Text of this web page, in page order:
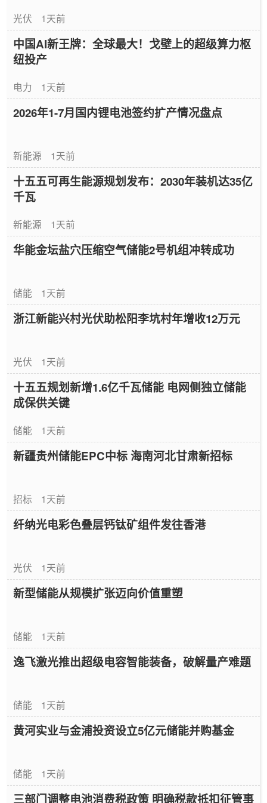
光伏 1天前
中国AI新王牌：全球最大！戈壁上的超级算力枢
纽投产
电力 1天前
2026年1-7月国内锂电池签约扩产情况盘点
新能源 1天前
十五五可再生能源规划发布：2030年装机达35亿
千瓦
新能源 1天前
华能金坛盐穴压缩空气储能2号机组冲转成功
储能 1天前
浙江新能兴村光伏助松阳李坑村年增收12万元
光伏 1天前
十五五规划新增1.6亿千瓦储能 电网侧独立储能
成保供关键
储能 1天前
新疆贵州储能EPC中标 海南河北甘肃新招标
招标 1天前
纤纳光电彩色叠层钙钛矿组件发往香港
光伏 1天前
新型储能从规模扩张迈向价值重塑
储能 1天前
逸飞激光推出超级电容智能装备，破解量产难题
储能 1天前
黄河实业与金浦投资设立5亿元储能并购基金
储能 1天前
三部门调整电池消费税政策 明确税款抵扣征管事